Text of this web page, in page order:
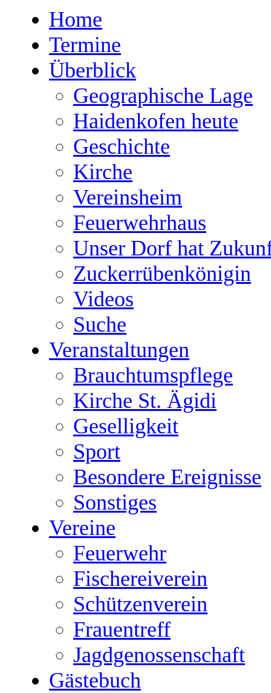
Home
Termine
Überblick
Geographische Lage
Haidenkofen heute
Geschichte
Kirche
Vereinsheim
Feuerwehrhaus
Unser Dorf hat
Zuckerrübenkönigin
Videos
Suche
Veranstaltungen
Brauchtumspflege
Kirche St. Ägidi
Geselligkeit
Sport
Besondere Ereignisse
Sonstiges
Vereine
Feuerwehr
Fischereiverein
Schützenverein
Frauentreff
Jagdgenossenschaft
Gästebuch